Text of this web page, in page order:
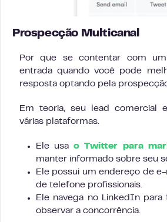
Prospecção Multicanal
Por que se contentar com
entrada quando você pode
resposta optando pela
Em teoria, seu lead comercial
várias plataformas.
Ele usao Twitter para
manter informado sobre seu
Ele possui um endereço de
de telefone profissionais.
Ele navega no LinkedIn
observar a concorrência.